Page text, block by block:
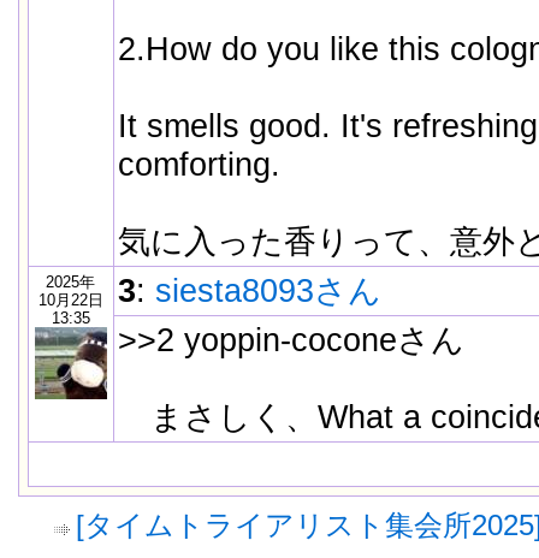
2.How do you like this
It smells good. It's
comforting.
気に入った香りって、意外
2025年
10月22日
13:35
3: siesta8093さん
>>2 yoppin-coconeさん
まさしく、What a
[タイムトライアリスト集会所